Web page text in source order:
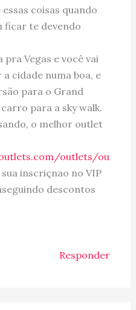
coisas quando
ficar te devendo
Vegas e você vai
cidade numa boa, e
para o Grand
para a sky walk.
o melhor outlet
outlets/ou
inscriçnao no VIP
descontos
Responder